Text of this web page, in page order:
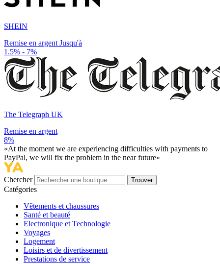
SHEIN
Remise en argent Jusqu'à
1.5% - 7%
The Telegraph UK
Remise en argent
8%
«At the moment we are experiencing difficulties with payments to
PayPal, we will fix the problem in the near future»
Chercher Trouver
Catégories
Vêtements et chaussures
Santé et beauté
Electronique et Technologie
Voyages
Logement
Loisirs et de divertissement
Prestations de service